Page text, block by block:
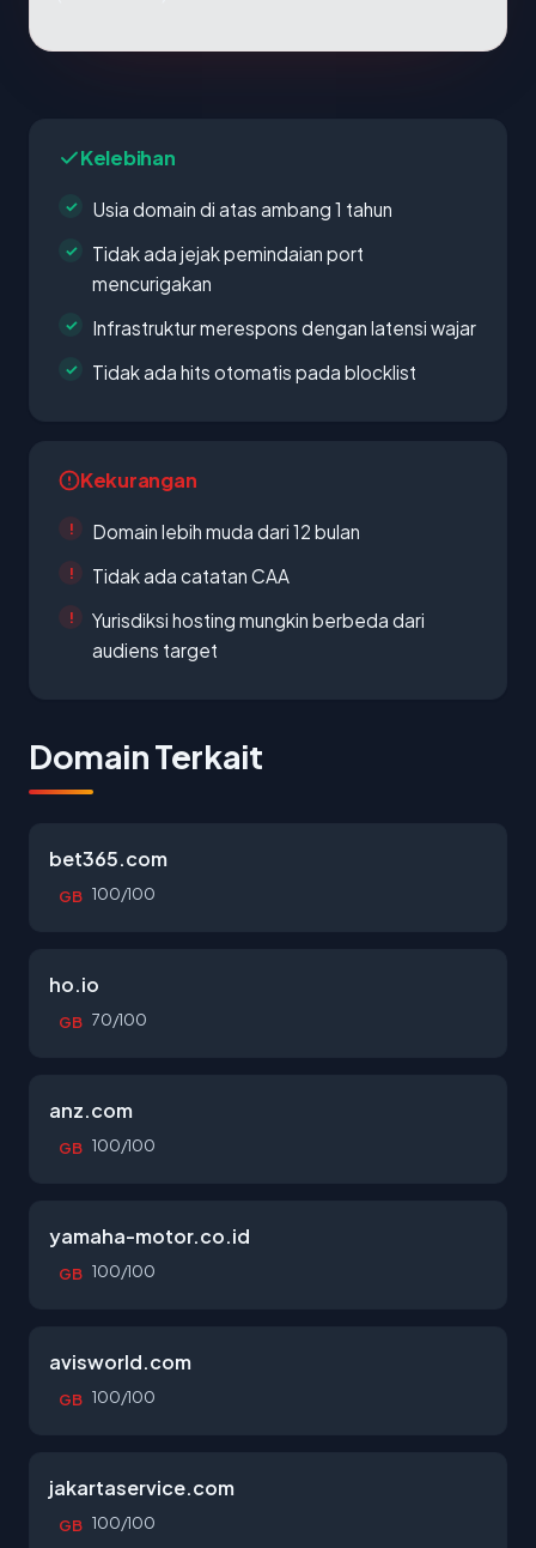
Kelebihan
Usia domain di atas ambang 1 tahun
Tidak ada jejak pemindaian port
mencurigakan
Infrastruktur merespons dengan latensi wajar
Tidak ada hits otomatis pada blocklist
Kekurangan
Domain lebih muda dari 12 bulan
Tidak ada catatan CAA
Yurisdiksi hosting mungkin berbeda dari
audiens target
Domain Terkait
bet365.com
GB 100/100
ho.io
GB 70/100
anz.com
GB 100/100
yamaha-motor.co.id
GB 100/100
avisworld.com
GB 100/100
jakartaservice.com
GB 100/100